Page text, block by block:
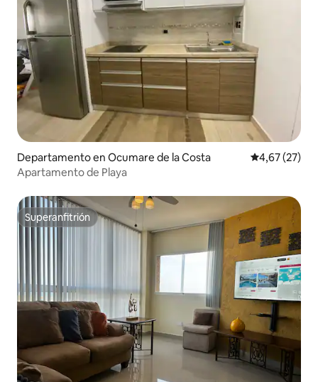
Departamento en Ocumare de la Costa Calificación
4,67 (27)
Apartamento de Playa
Superanfitrión
Superanfitrión